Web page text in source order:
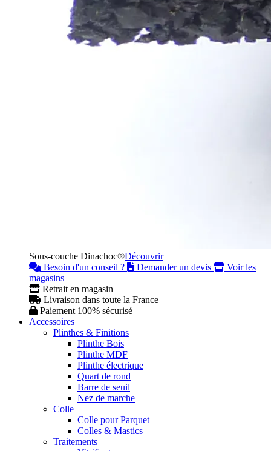
Sous-couche Dinachoc®Découvrir
Besoin d'un conseil ?
Demander un devis
Voir les
magasins
Retrait en magasin
Livraison dans toute la France
Paiement 100% sécurisé
Accessoires
Plinthes & Finitions
Plinthe Bois
Plinthe MDF
Plinthe électrique
Quart de rond
Barre de seuil
Nez de marche
Colle
Colle pour Parquet
Colles & Mastics
Traitements